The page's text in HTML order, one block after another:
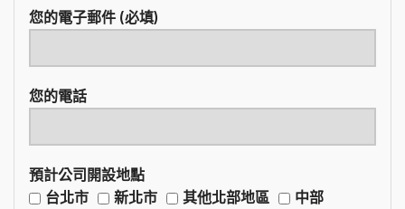
您的電子郵件 (必填)
您的電話
預計公司開設地點
台北市
新北市 其他北部地區
中部